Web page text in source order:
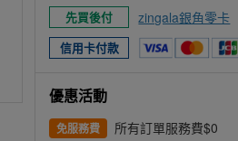
先買後付 zingala銀角零卡
信用卡付款
優惠活動
免服務費 所有訂單服務費$0